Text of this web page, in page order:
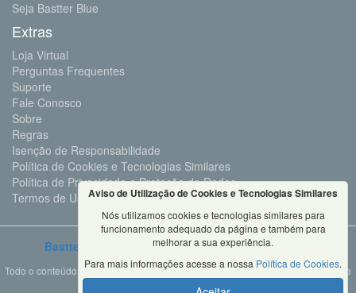
Seja Bastter Blue
Extras
Loja Virtual
Perguntas Frequentes
Suporte
Fale Conosco
Sobre
Regras
Isenção de Responsabilidade
Política de Cookies e Tecnologias Similares
Política de Privacidade e Proteção de Dados
Termos de Uso
Bastter.com 2001 ©Todos os Direitos Reservados
Todo o conteúdo deste site é propriedade da Bastter.com, sendo expressamente
proibido o seu uso em sites, videos, cursos ou
Aviso de Utilização de Cookies e Tecnologias Similares
Nós utilizamos cookies e tecnologias similares para
funcionamento adequado da página e também para
melhorar a sua experiência.
Para mais informações acesse a nossa Política de Cookies.